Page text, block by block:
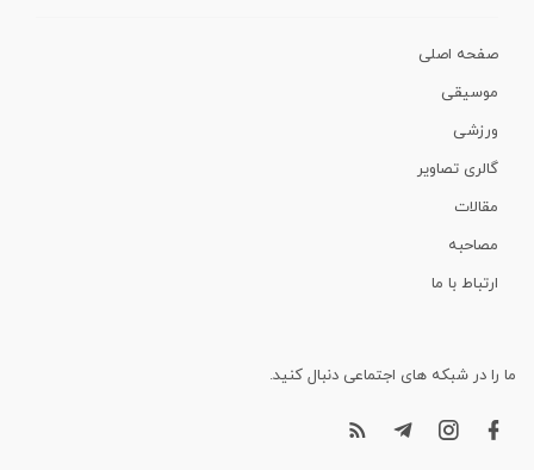
صفحه اصلی
موسیقی
ورزشی
گالری تصاویر
مقالات
مصاحبه
ارتباط با ما
ما را در شبکه های اجتماعی دنبال کنید.